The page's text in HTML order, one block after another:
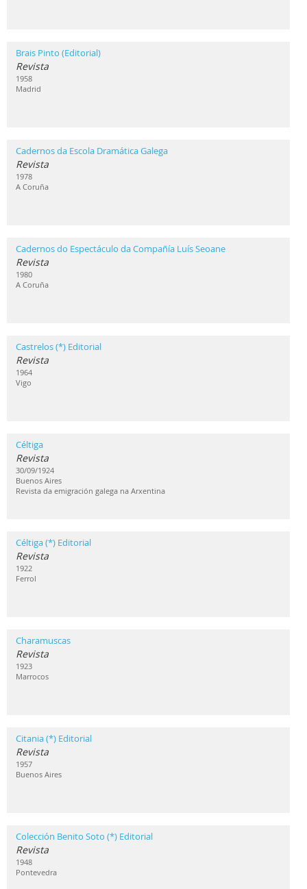
Brais Pinto (Editorial)
Revista
1958
Madrid
Cadernos da Escola Dramática Galega
Revista
1978
A Coruña
Cadernos do Espectáculo da Compañía Luís Seoane
Revista
1980
A Coruña
Castrelos (*) Editorial
Revista
1964
Vigo
Céltiga
Revista
30/09/1924
Buenos Aires
Revista da emigración galega na Arxentina
Céltiga (*) Editorial
Revista
1922
Ferrol
Charamuscas
Revista
1923
Marrocos
Citania (*) Editorial
Revista
1957
Buenos Aires
Colección Benito Soto (*) Editorial
Revista
1948
Pontevedra